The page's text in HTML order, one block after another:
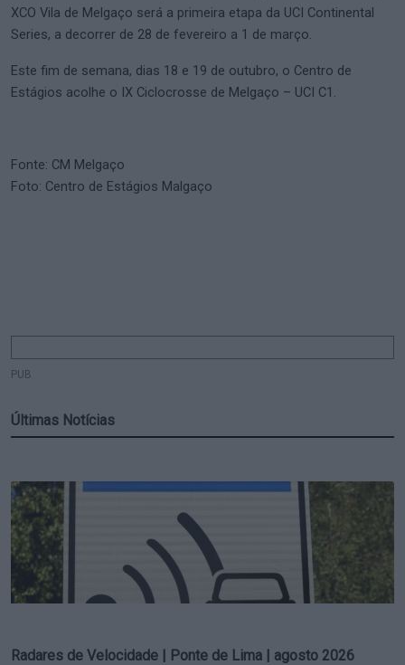
XCO Vila de Melgaço será a primeira etapa da UCI Continental
Series, a decorrer de 28 de fevereiro a 1 de março.
Este fim de semana, dias 18 e 19 de outubro, o Centro de
Estágios acolhe o IX Ciclocrosse de Melgaço – UCI C1.
Fonte: CM Melgaço
Foto: Centro de Estágios Malgaço
PUB
Últimas Notícias
Radares de Velocidade | Ponte de Lima | agosto 2026